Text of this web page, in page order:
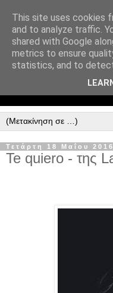
Τετάρτη 18 Μαΐου 2016
Te quiero - της
This site uses cookies
and to analyze traffic.
shared with Google
metrics to ensure
statistics, and to